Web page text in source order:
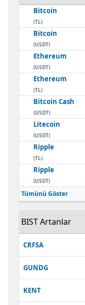
Bitcoin
(TL)
Bitcoin
(USDT)
Ethereum
(USDT)
Ethereum
(TL)
Bitcoin Cash
(USDT)
Litecoin
(USDT)
Ripple
(TL)
Ripple
(USDT)
Tümünü Göster
BIST Artanlar
CRFSA
GUNDG
KENT